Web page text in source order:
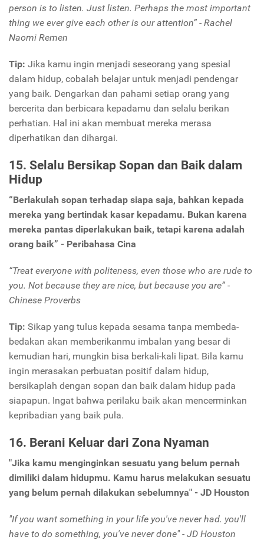
person is to listen. Just listen. Perhaps the most important
thing we ever give each other is our attention” - Rachel
Naomi Remen
Tip: Jika kamu ingin menjadi seseorang yang spesial
dalam hidup, cobalah belajar untuk menjadi pendengar
yang baik. Dengarkan dan pahami setiap orang yang
bercerita dan berbicara kepadamu dan selalu berikan
perhatian. Hal ini akan membuat mereka merasa
diperhatikan dan dihargai.
15. Selalu Bersikap Sopan dan Baik dalam
Hidup
“Berlakulah sopan terhadap siapa saja, bahkan kepada
mereka yang bertindak kasar kepadamu. Bukan karena
mereka pantas diperlakukan baik, tetapi karena adalah
orang baik” - Peribahasa Cina
“Treat everyone with politeness, even those who are rude to
you. Not because they are nice, but because you are” -
Chinese Proverbs
Tip: Sikap yang tulus kepada sesama tanpa membeda-
bedakan akan memberikanmu imbalan yang besar di
kemudian hari, mungkin bisa berkali-kali lipat. Bila kamu
ingin merasakan perbuatan positif dalam hidup,
bersikaplah dengan sopan dan baik dalam hidup pada
siapapun. Ingat bahwa perilaku baik akan mencerminkan
kepribadian yang baik pula.
16. Berani Keluar dari Zona Nyaman
"Jika kamu menginginkan sesuatu yang belum pernah
dimiliki dalam hidupmu. Kamu harus melakukan sesuatu
yang belum pernah dilakukan sebelumnya" - JD Houston
"If you want something in your life you've never had. you'll
have to do something, you've never done" - JD Houston